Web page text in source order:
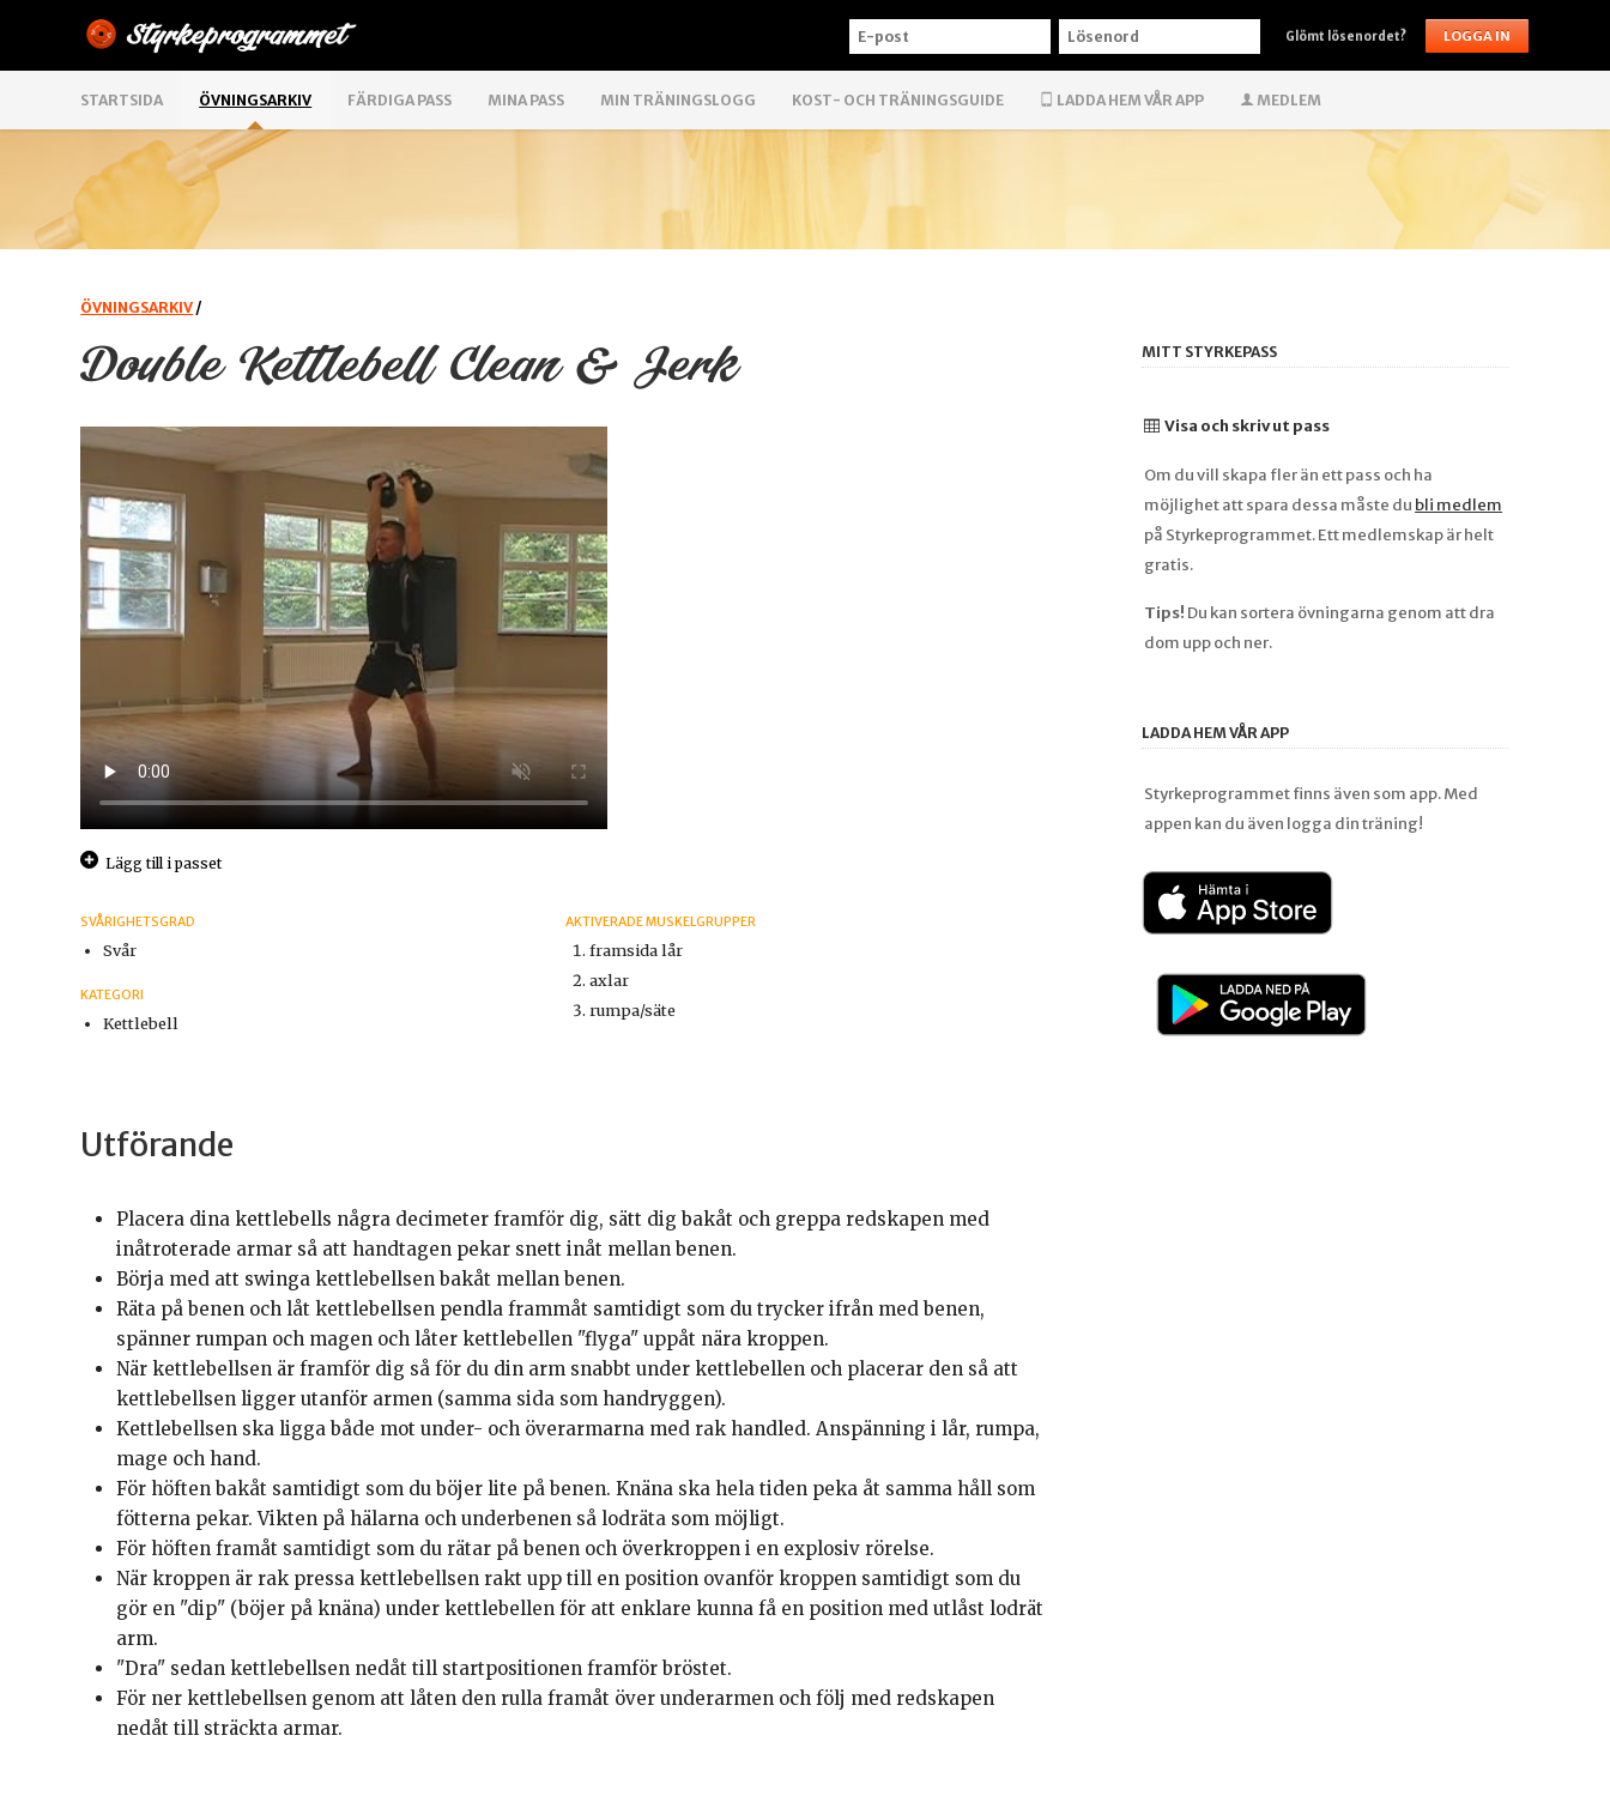
E-
LÖSENORD Glömt lösenordet?
STARTSIDA ÖVNINGSARKIV FÄRDIGA PASS MINA PASS MIN TRÄNINGSLOGG KOST- OCH TRÄNINGSGUIDE LADDA HEM VÅR APP MEDLEM
ÖVNINGSARKIV /
Double Kettlebell Clean & Jerk
Lägg till i passet
SVÅRIGHETSGRAD
Svår
KATEGORI
Kettlebell
AKTIVERADE MUSKELGRUPPER
framsida lår
axlar
rumpa/säte
Utförande
Placera dina kettlebells några decimeter framför dig, sätt dig bakåt och greppa redskapen med
inåtroterade armar så att handtagen pekar snett inåt mellan benen.
Börja med att swinga kettlebellsen bakåt mellan benen.
Räta på benen och låt kettlebellsen pendla frammåt samtidigt som du trycker ifrån med benen,
spänner rumpan och magen och låter kettlebellen "flyga" uppåt nära kroppen.
När kettlebellsen är framför dig så för du din arm snabbt under kettlebellen och placerar den så att
kettlebellsen ligger utanför armen (samma sida som handryggen).
Kettlebellsen ska ligga både mot under- och överarmarna med rak handled. Anspänning i lår, rumpa,
mage och hand.
För höften bakåt samtidigt som du böjer lite på benen. Knäna ska hela tiden peka åt samma håll som
fötterna pekar. Vikten på hälarna och underbenen så lodräta som möjligt.
För höften framåt samtidigt som du rätar på benen och överkroppen i en explosiv rörelse.
När kroppen är rak pressa kettlebellsen rakt upp till en position ovanför kroppen samtidigt som du
gör en "dip" (böjer på knäna) under kettlebellen för att enklare kunna få en position med utlåst lodrät
arm.
"Dra" sedan kettlebellsen nedåt till startpositionen framför bröstet.
För ner kettlebellsen genom att låten den rulla framåt över underarmen och följ med redskapen
nedåt till sträckta armar.
MITT STYRKEPASS
Visa och skriv ut pass
Om du vill skapa fler än ett pass och ha
möjlighet att spara dessa måste du bli medlem
på Styrkeprogrammet. Ett medlemskap är helt
gratis.
Tips! Du kan sortera övningarna genom att dra
dom upp och ner.
LADDA HEM VÅR APP
Styrkeprogrammet finns även som app. Med
appen kan du även logga din träning!